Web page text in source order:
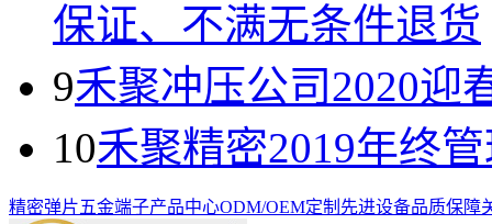
保证、不满无条件退货
9禾聚冲压公司2020迎
10禾聚精密2019年终
精密弹片五金端子产品中心ODM/OEM定制 先进设备品质保障